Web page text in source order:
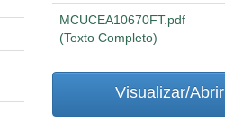
MCUCEA10670FT.pdf
(Texto Completo)
Visualizar/Abrir